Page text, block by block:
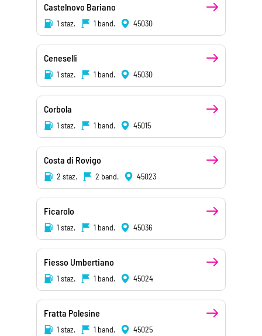
Castelnovo Bariano
1 staz. 1 band. 45030
Ceneselli
1 staz. 1 band. 45030
Corbola
1 staz. 1 band. 45015
Costa di Rovigo
2 staz. 2 band. 45023
Ficarolo
1 staz. 1 band. 45036
Fiesso Umbertiano
1 staz. 1 band. 45024
Fratta Polesine
1 staz. 1 band. 45025